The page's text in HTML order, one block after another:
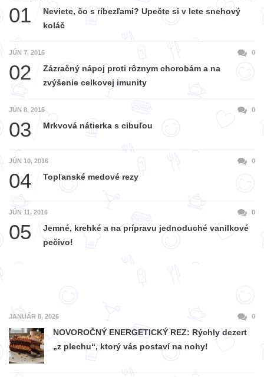
01
Neviete, čo s ríbezľami? Upečte si v lete snehový
koláč
JÚN 7, 2016 0
02
Zázračný nápoj proti rôznym chorobám a na
zvýšenie celkovej imunity
JÚN 8, 2016 0
03 Mrkvová nátierka s cibuľou
JÚN 10, 2016 0
04 Topľanské medové rezy
JÚN 11, 2016 0
05
Jemné, krehké a na prípravu jednoduché vanilkové
pečivo!
JANUÁR 8, 2026 0
NOVOROČNÝ ENERGETICKÝ REZ: Rýchly dezert
„z plechu“, ktorý vás postaví na nohy!